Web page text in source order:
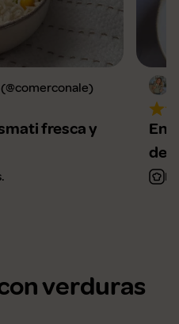
fresca y
verduras